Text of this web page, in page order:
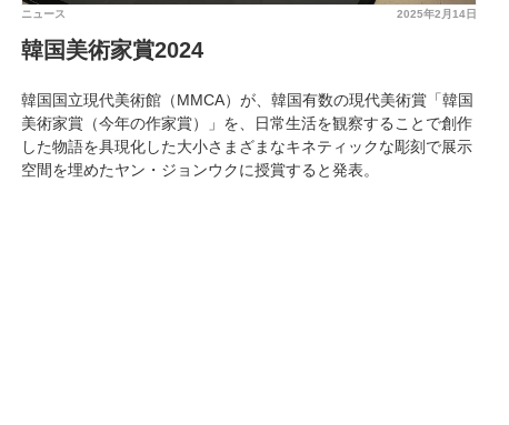
2025年2月14日
ニュース
韓国美術家賞2024
韓国国立現代美術館（MMCA）が、韓国有数の現代美術賞「韓国
美術家賞（今年の作家賞）」を、日常生活を観察することで創作
した物語を具現化した大小さまざまなキネティックな彫刻で展示
空間を埋めたヤン・ジョンウクに授賞すると発表。